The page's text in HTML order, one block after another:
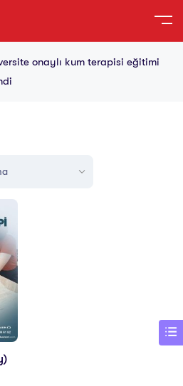
onaylı kum terapisi eğitimi